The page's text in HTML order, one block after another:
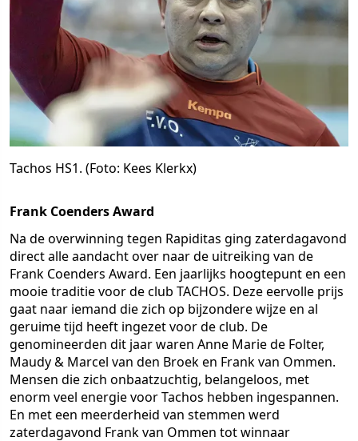
Tachos HS1. (Foto: Kees Klerkx)
Frank Coenders Award
Na de overwinning tegen Rapiditas ging zaterdagavond
direct alle aandacht over naar de uitreiking van de
Frank Coenders Award. Een jaarlijks hoogtepunt en een
mooie traditie voor de club TACHOS. Deze eervolle prijs
gaat naar iemand die zich op bijzondere wijze en al
geruime tijd heeft ingezet voor de club. De
genomineerden dit jaar waren Anne Marie de Folter,
Maudy & Marcel van den Broek en Frank van Ommen.
Mensen die zich onbaatzuchtig, belangeloos, met
enorm veel energie voor Tachos hebben ingespannen.
En met een meerderheid van stemmen werd
zaterdagavond Frank van Ommen tot winnaar